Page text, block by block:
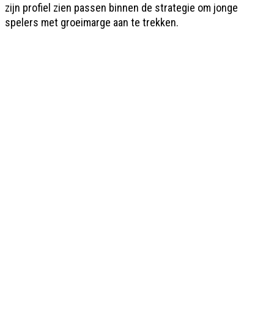
zijn profiel zien passen binnen de strategie om jonge
spelers met groeimarge aan te trekken.